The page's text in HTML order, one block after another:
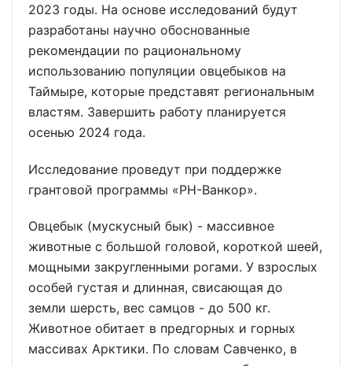
2023 годы. На основе исследований будут
разработаны научно обоснованные
рекомендации по рациональному
использованию популяции овцебыков на
Таймыре, которые представят региональным
властям. Завершить работу планируется
осенью 2024 года.
Исследование проведут при поддержке
грантовой программы «РН-Ванкор».
Овцебык (мускусный бык) - массивное
животные с большой головой, короткой шеей,
мощными закругленными рогами. У взрослых
особей густая и длинная, свисающая до
земли шерсть, вес самцов - до 500 кг.
Животное обитает в предгорных и горных
массивах Арктики. По словам Савченко, в